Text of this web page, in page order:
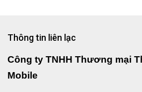
Thông tin liên lạc
Công ty TNHH Thương mại
Mobile